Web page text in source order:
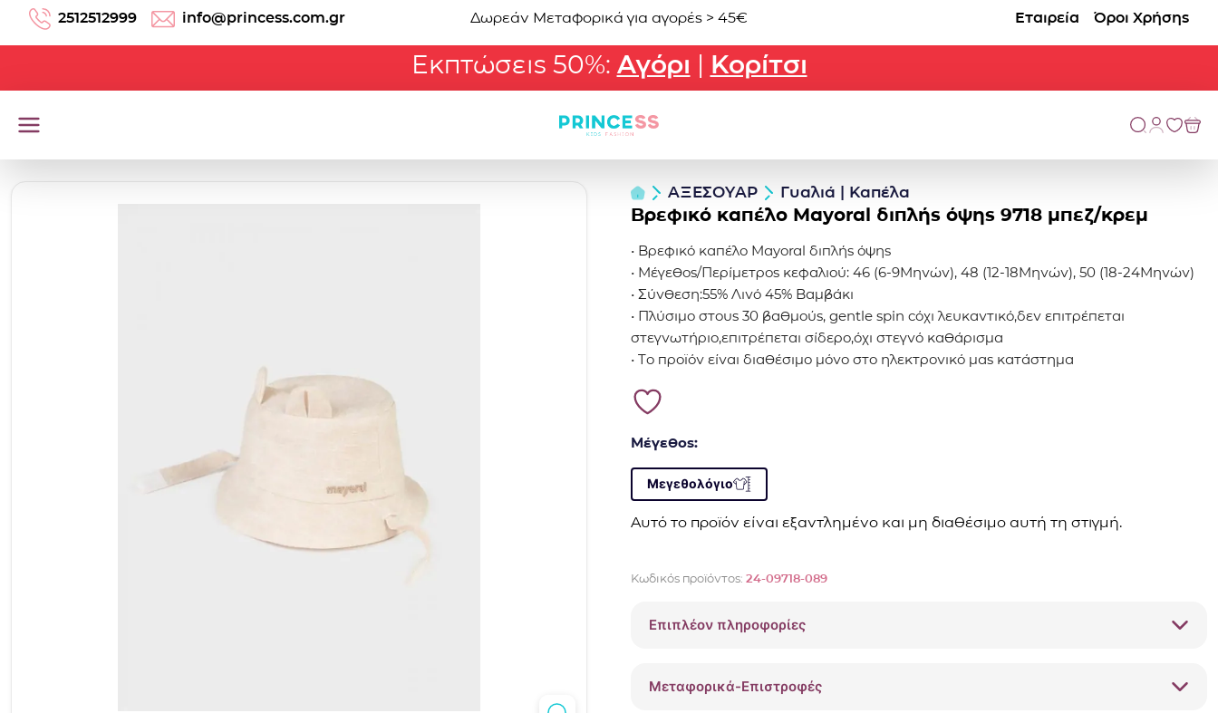
Μετάβαση στο περιεχόμενο
2512512999 info@princess.com.gr Δωρεάν Μεταφορικά για αγορές > 45€ Εταιρεία Όροι Χρήσης
Εκπτώσεις 50%: Αγόρι | Κορίτσι
ΑΞΕΣΟΥΑΡ Γυαλιά | Καπέλα
Βρεφικό καπέλο Mayoral διπλής όψης 9718 μπεζ/κρεμ
• Βρεφικό καπέλο Mayoral διπλής όψης
• Μέγεθος/Περίμετρος κεφαλιού: 46 (6-9Μηνών), 48 (12-18Μηνών), 50 (18-24Μηνών)
• Σύνθεση:55% Λινό 45% Βαμβάκι
• Πλύσιμο στους 30 βαθμούς, gentle spin cόχι λευκαντικό,δεν επιτρέπεται
στεγνωτήριο,επιτρέπεται σίδερο,όχι στεγνό καθάρισμα
• Το προϊόν είναι διαθέσιμο μόνο στο ηλεκτρονικό μας κατάστημα
Μέγεθος:
Μεγεθολόγιο
Αυτό το προϊόν είναι εξαντλημένο και μη διαθέσιμο αυτή τη στιγμή.
Κωδικός προϊόντος: 24-09718-089
Επιπλέον πληροφορίες
Μεταφορικά-Επιστροφές